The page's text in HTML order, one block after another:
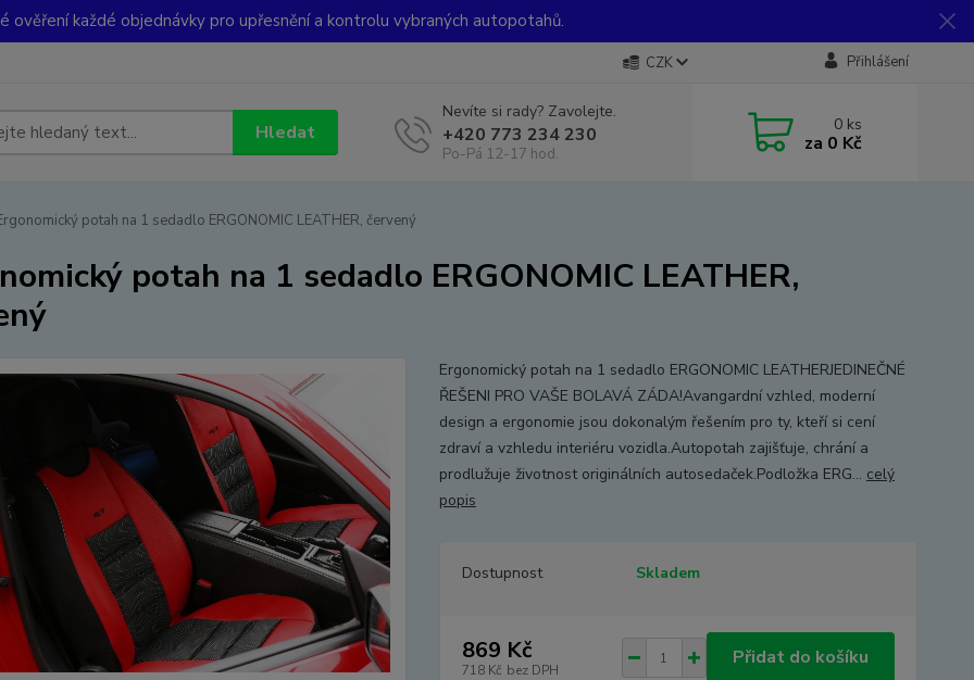
ověření každé objednávky pro upřesnění a kontrolu vybraných autopotahů.
CZK Přihlášení
Hledat
Nevíte si rady? Zavolejte.
+420 773 234 230
Po-Pá 12-17 hod.
0 ks
za 0 Kč
potah na 1 sedadlo ERGONOMIC LEATHER, červený
potah na 1 sedadlo ERGONOMIC LEATHER,
Ergonomický potah na 1 sedadlo ERGONOMIC LEATHERJEDINEČNÉ
ŘEŠENI PRO VAŠE BOLAVÁ ZÁDA!Avangardní vzhled, moderní
design a ergonomie jsou dokonalým řešením pro ty, kteří si cení
zdraví a vzhledu interiéru vozidla.Autopotah zajišťuje, chrání a
prodlužuje životnost originálních autosedaček.Podložka ERG... celý
popis
Dostupnost Skladem
869 Kč
718 Kč bez DPH
Přidat do košíku